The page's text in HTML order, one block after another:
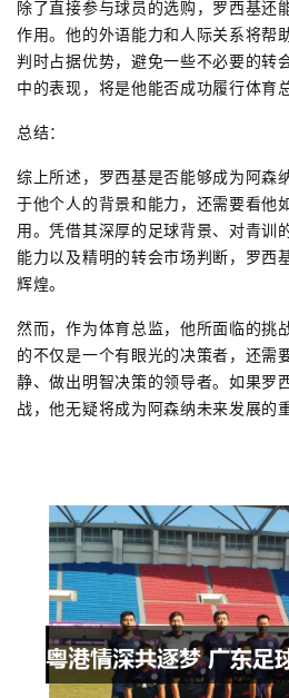
除了直接参与球员的选购，罗西基还
作用。他的外语能力和人际关系将帮
判时占据优势，避免一些不必要的转
中的表现，将是他能否成功履行体育
总结：
综上所述，罗西基是否能够成为阿森
于他个人的背景和能力，还需要看他
用。凭借其深厚的足球背景、对青训
能力以及精明的转会市场判断，罗西
辉煌。
然而，作为体育总监，他所面临的挑
的不仅是一个有眼光的决策者，还需
静、做出明智决策的领导者。如果罗
战，他无疑将成为阿森纳未来发展的